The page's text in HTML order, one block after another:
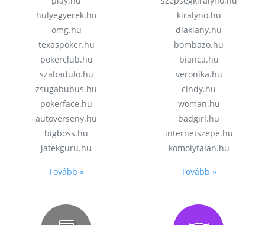
hulyegyerek.hu
omg.hu
texaspoker.hu
pokerclub.hu
szabadulo.hu
zsugabubus.hu
pokerface.hu
autoverseny.hu
bigboss.hu
jatekguru.hu
Tovább »
kiralyno.hu
diaklany.hu
bombazo.hu
bianca.hu
veronika.hu
cindy.hu
woman.hu
badgirl.hu
internetszepe.hu
komolytalan.hu
Tovább »